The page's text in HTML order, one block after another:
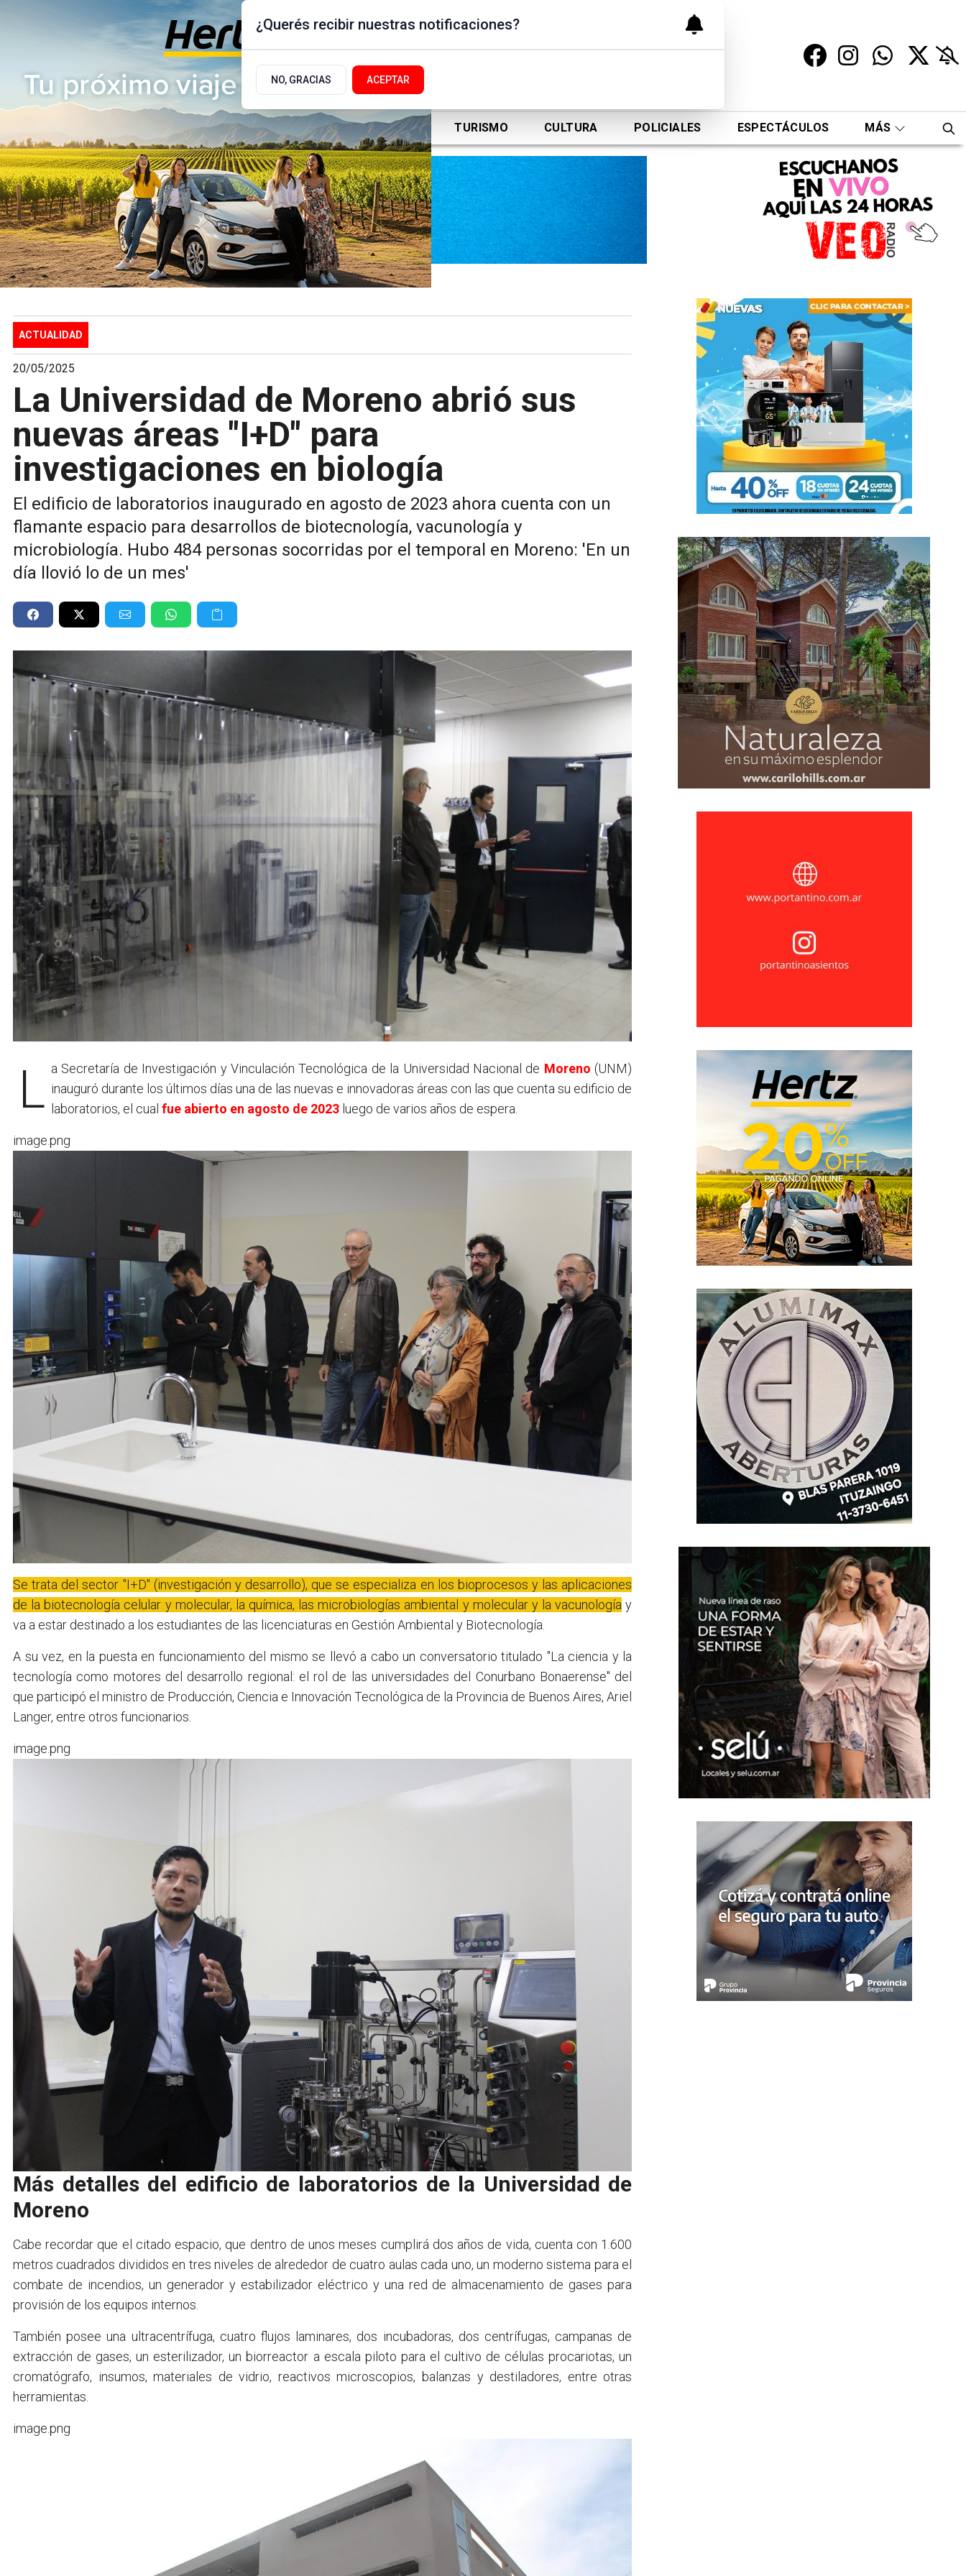
Jueves 6 de Agosto
de 2026
17.9ºc | Buenos Aires, AR
ACTUALIDAD POLÍTICA DEPORTES TURISMO CULTURA POLICIALES ESPECTÁCULOS MÁS
ACTUALIDAD
20/05/2025
La Universidad de Moreno abrió sus
nuevas áreas "I+D" para
investigaciones en biología
El edificio de laboratorios inaugurado en agosto de 2023 ahora cuenta con un
flamante espacio para desarrollos de biotecnología, vacunología y
microbiología. Hubo 484 personas socorridas por el temporal en Moreno: 'En un
día llovió lo de un mes'
La Secretaría de Investigación y Vinculación Tecnológica de la Universidad Nacional de Moreno (UNM)
inauguró durante los últimos días una de las nuevas e innovadoras áreas con las que cuenta su edificio de
laboratorios, el cual fue abierto en agosto de 2023 luego de varios años de espera.
image.png
Se trata del sector "I+D" (investigación y desarrollo), que se especializa en los bioprocesos y las aplicaciones
de la biotecnología celular y molecular, la química, las microbiologías ambiental y molecular y la vacunología y
va a estar destinado a los estudiantes de las licenciaturas en Gestión Ambiental y Biotecnología.
A su vez, en la puesta en funcionamiento del mismo se llevó a cabo un conversatorio titulado "La ciencia y la
tecnología como motores del desarrollo regional: el rol de las universidades del Conurbano Bonaerense" del
que participó el ministro de Producción, Ciencia e Innovación Tecnológica de la Provincia de Buenos Aires, Ariel
Langer, entre otros funcionarios.
image.png
Más detalles del edificio de laboratorios de la Universidad de
Moreno
Cabe recordar que el citado espacio, que dentro de unos meses cumplirá dos años de vida, cuenta con 1.600
metros cuadrados divididos en tres niveles de alrededor de cuatro aulas cada uno, un moderno sistema para el
combate de incendios, un generador y estabilizador eléctrico y una red de almacenamiento de gases para
provisión de los equipos internos.
También posee una ultracentrífuga, cuatro flujos laminares, dos incubadoras, dos centrífugas, campanas de
extracción de gases, un esterilizador, un biorreactor a escala piloto para el cultivo de células procariotas, un
cromatógrafo, insumos, materiales de vidrio, reactivos microscopios, balanzas y destiladores, entre otras
herramientas.
image.png
¿Querés recibir nuestras notificaciones?
NO, GRACIAS ACEPTAR